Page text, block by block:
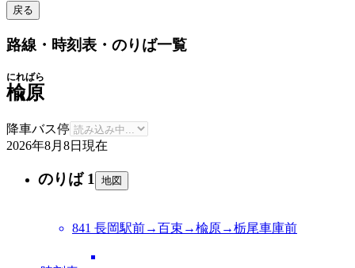
戻る
路線・時刻表・のりば一覧
楡原
にればら
降車バス停
2026年8月8日 現在
のりば 1 地図
841 長岡駅前→百束→楡原→栃尾車庫前